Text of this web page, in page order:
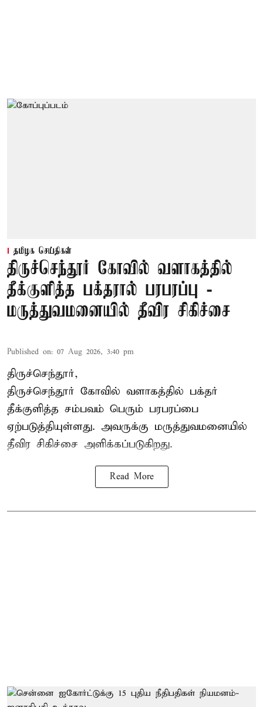
தமிழக செய்திகள்
திருச்செந்தூர் கோவில் வளாகத்தில்
தீக்குளித்த பக்தரால் பரபரப்பு -
மருத்துவமனையில் தீவிர சிகிச்சை
Published on: 07 Aug 2026, 3:40 pm
திருச்செந்தூர்,
திருச்செந்தூர் கோவில் வளாகத்தில் பக்தர்
தீக்குளித்த சம்பவம் பெரும் பரபரப்பை
ஏற்படுத்தியுள்ளது. அவருக்கு மருத்துவமனையில்
தீவிர சிகிச்சை அளிக்கப்படுகிறது.
Read More